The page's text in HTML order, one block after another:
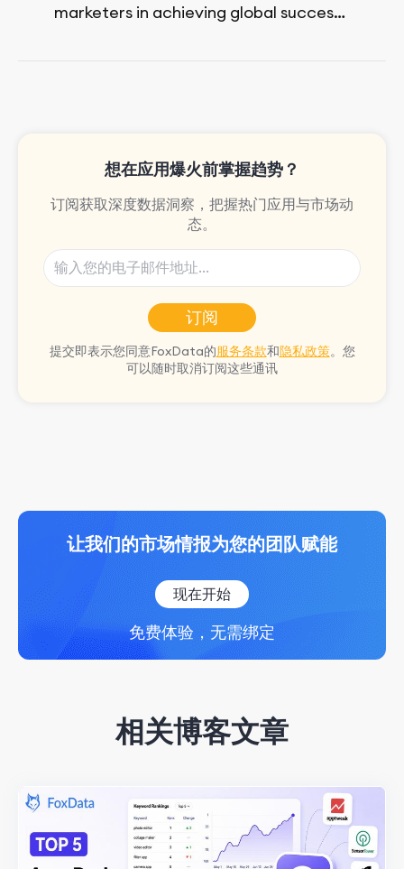
marketers in achieving global success,
想在应用爆火前掌握趋势？
订阅获取深度数据洞察，把握热门应用与市场动
态。
订阅
提交即表示您同意FoxData的服务条款和隐私政策。您
可以随时取消订阅这些通讯
让我们的市场情报为您的团队赋能
现在开始
免费体验，无需绑定
相关博客文章